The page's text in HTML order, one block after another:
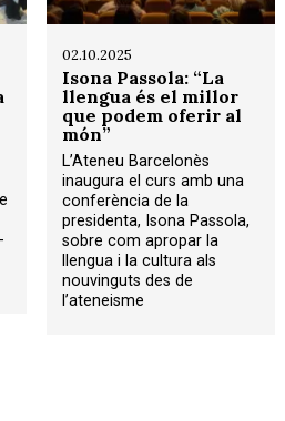
02.10.2025
Isona Passola: “La
llengua és el millor
que podem oferir al
món”
L’Ateneu Barcelonès
inaugura el curs amb una
conferència de la
presidenta, Isona Passola,
sobre com apropar la
llengua i la cultura als
nouvinguts des de
l’ateneisme